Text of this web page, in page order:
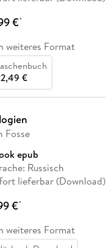
€*
weiteres Format
€
Fosse
epub
Russisch
lieferbar (Download)
€*
weiteres Format